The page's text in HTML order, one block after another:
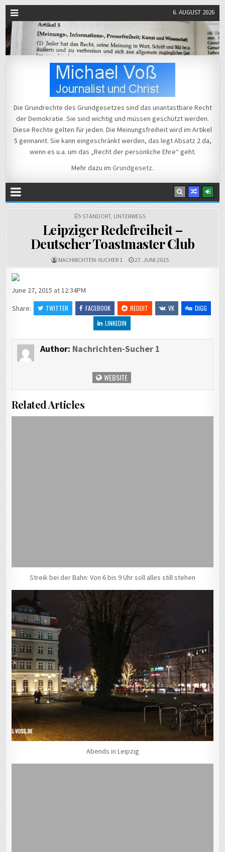
6. AUGUST 2026
Michael Voß
Die Grundrechte des Grundgesetzes sind das unantastbare Recht
der Demokratie. Sie sind wichtig und müssen geschützt werden.
Diese Rechte gelten für jeden. Die Meinungsfreiheit wird im Artikel
5 gennannt. Sie kann eingeschränkt werden, das legt Absatz 2 da,
wenn es u.a. um das „Recht der persönliche Ehre“ geht.
Mehr dazu im Grundgesetz.
POSTED
STANDORT, UNTERWEGS
Leipziger Redefreiheit –
Deutscher Toastmaster Club
NACHRICHTEN-SUCHER 1 27. JUNI 2015
June 27, 2015 at 12:34PM
Share:
TWITTER FACEBOOK REDDIT VK
DIGG
LINKEDIN
Author: Nachrichten-Sucher 1
WEBSITE
Related Articles
Streik bei der Bahn: Von 6 bis 9 Uhr soll alles still stehen
Abends in Leipzig